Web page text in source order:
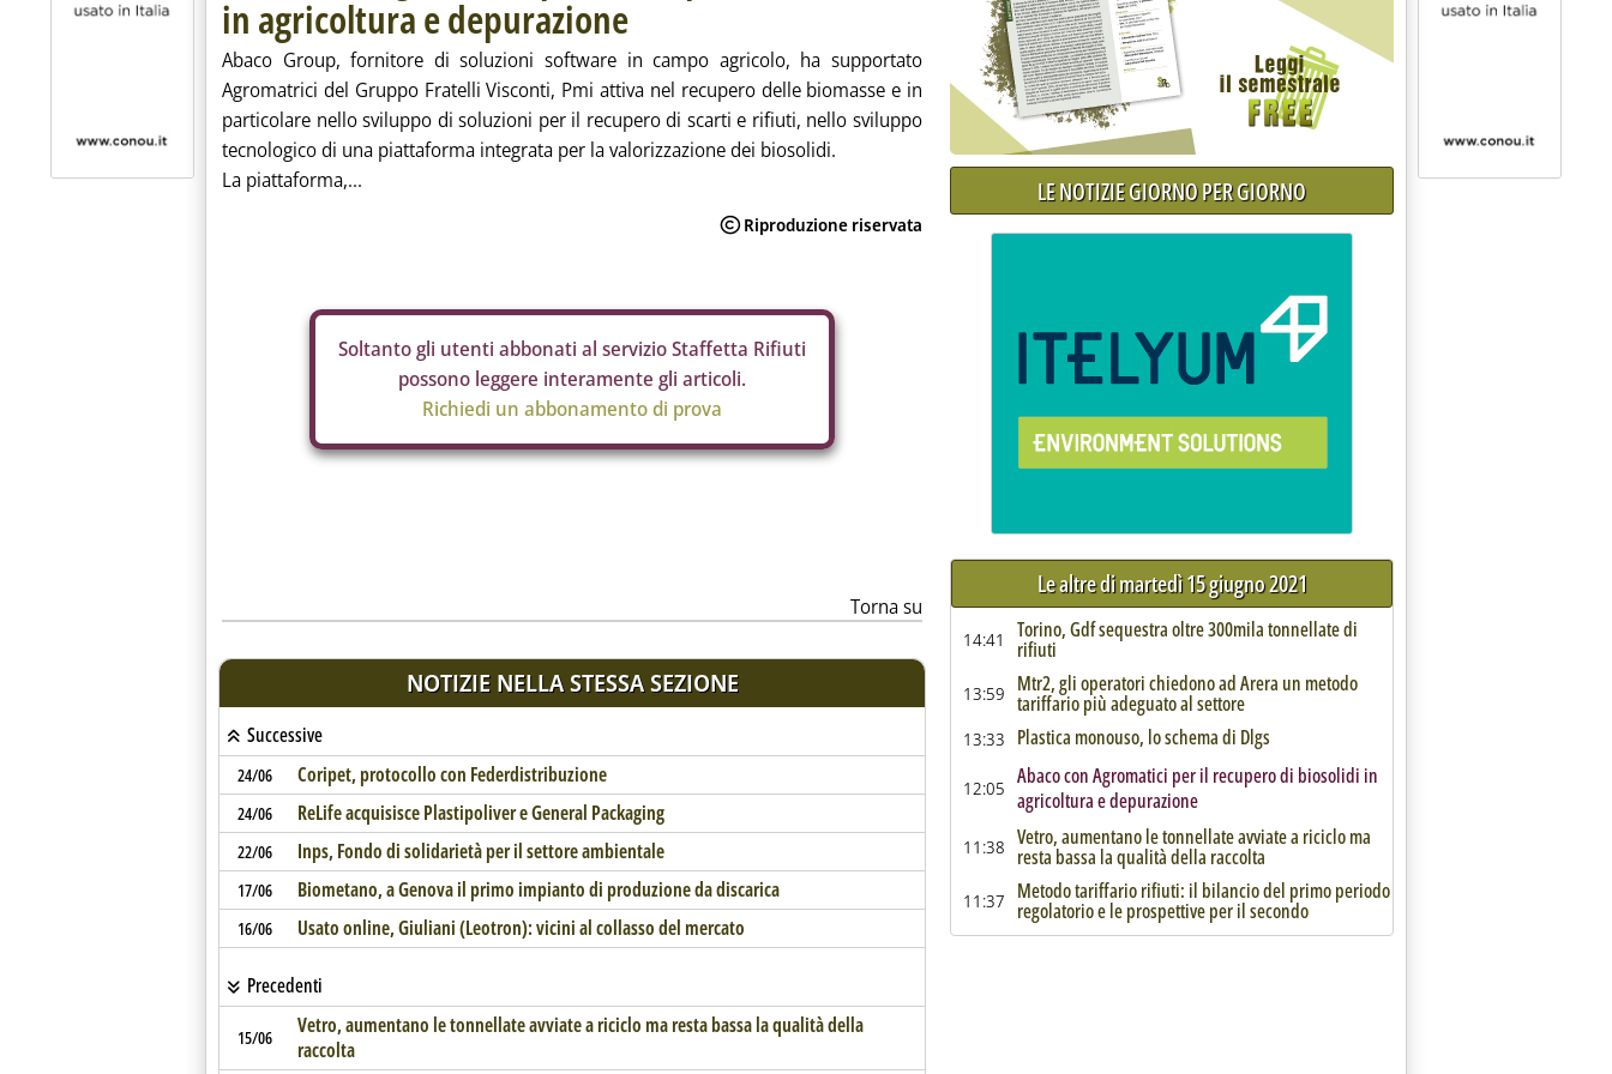
in agricoltura e depurazione
Abaco Group, fornitore di soluzioni software in campo agricolo, ha supportato
Agromatrici del Gruppo Fratelli Visconti, Pmi attiva nel recupero delle biomasse e in
particolare nello sviluppo di soluzioni per il recupero di scarti e rifiuti, nello sviluppo
tecnologico di una piattaforma integrata per la valorizzazione dei biosolidi.
La piattaforma,...
Soltanto gli utenti abbonati al servizio Staffetta Rifiuti
possono leggere interamente gli articoli.
Richiedi un abbonamento di prova
Torna su
NOTIZIE NELLA STESSA SEZIONE
Successive
24/06 Coripet, protocollo con Federdistribuzione
24/06 ReLife acquisisce Plastipoliver e General Packaging
22/06 Inps, Fondo di solidarietà per il settore ambientale
17/06 Biometano, a Genova il primo impianto di produzione da discarica
16/06 Usato online, Giuliani (Leotron): vicini al collasso del mercato
Precedenti
15/06
Vetro, aumentano le tonnellate avviate a riciclo ma resta bassa la qualità della
raccolta
LE NOTIZIE GIORNO PER GIORNO
Le altre di martedì 15 giugno 2021
14:41 Torino, Gdf sequestra oltre 300mila tonnellate di
rifiuti
13:59 Mtr2, gli operatori chiedono ad Arera un metodo
tariffario più adeguato al settore
13:33 Plastica monouso, lo schema di Dlgs
12:05 Abaco con Agromatici per il recupero di biosolidi in
agricoltura e depurazione
11:38 Vetro, aumentano le tonnellate avviate a riciclo ma
resta bassa la qualità della raccolta
11:37 Metodo tariffario rifiuti: il bilancio del primo periodo
regolatorio e le prospettive per il secondo